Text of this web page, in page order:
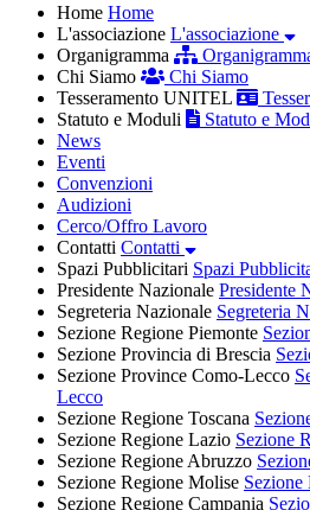
Home Home
L'associazione L'associazione
Organigramma
Chi Siamo
Chi Siamo
Tesseramento UNITEL
Statuto e Moduli
Statuto e
News
Eventi
Convenzioni
Audizioni
Cerco/Offro Lavoro
Contatti Contatti
Spazi Pubblicitari Spazi
Presidente Nazionale Presidente
Segreteria Nazionale Segreteria
Sezione Regione Piemonte
Sezione Provincia di Brescia
Sezione Province Como-Lecco
Lecco
Sezione Regione Toscana
Sezione Regione Lazio Sezione
Sezione Regione Abruzzo
Sezione Regione Molise Sezione
Sezione Regione Campania